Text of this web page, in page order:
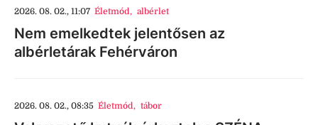
2026. 08. 02., 11:07 Életmód, albérlet
Nem emelkedtek jelentősen az
albérletárak Fehérváron
2026. 08. 02., 08:35 Életmód, tábor